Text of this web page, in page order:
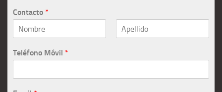
Contacto *
Teléfono Móvil *